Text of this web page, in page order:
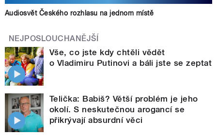
Audiosvět Českého rozhlasu na jednom místě
NEJPOSLOUCHANĚJŠÍ
Vše, co jste kdy chtěli vědět
o Vladimiru Putinovi a báli jste se zeptat
Telička: Babiš? Větší problém je jeho
okolí. S neskutečnou arogancí se
přikrývají absurdní věci